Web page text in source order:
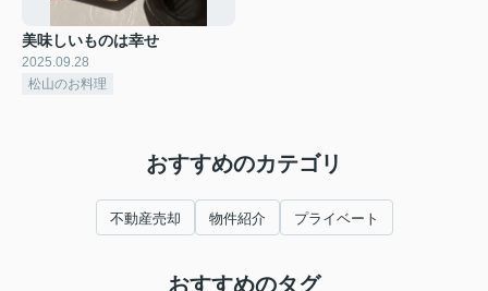
美味しいものは幸せ
2025.09.28
松山のお料理
おすすめのカテゴリ
不動産売却 物件紹介 プライベート
おすすめのタグ